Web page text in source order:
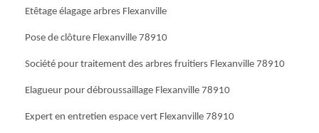
Etêtage élagage arbres Flexanville
Pose de clôture Flexanville 78910
Société pour traitement des arbres fruitiers Flexanville 78910
Elagueur pour débroussaillage Flexanville 78910
Expert en entretien espace vert Flexanville 78910